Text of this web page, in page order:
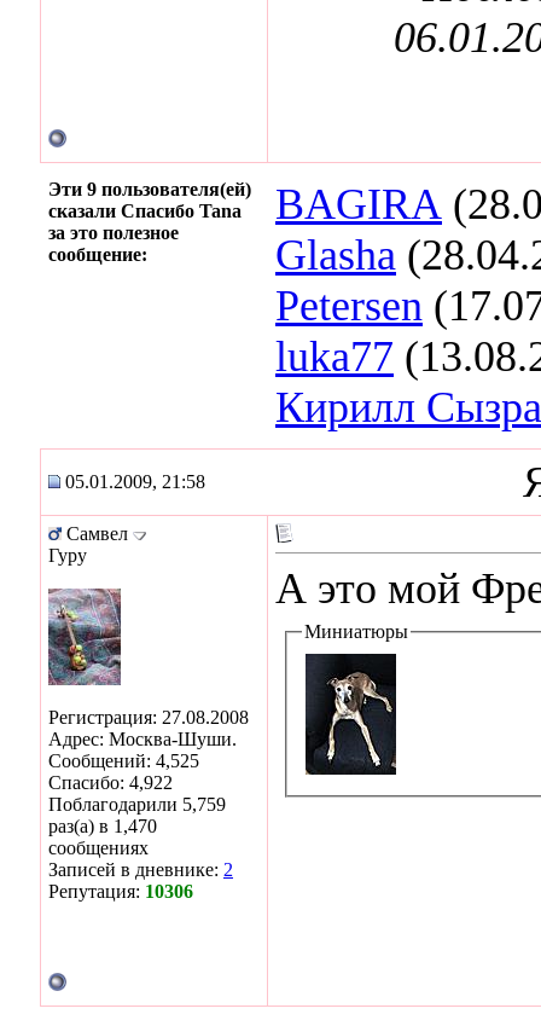
Эти 9 пользователя(ей)
сказали Спасибо Tana
за это полезное
сообщение:
BAGIRA
Glasha
Petersen
luka77
Кирилл
05.01.2009, 21:58
Самвел
Гуру
Регистрация: 27.08.2008
Адрес: Москва-Шуши.
Сообщений: 4,525
Спасибо: 4,922
Поблагодарили 5,759
раз(а) в 1,470
сообщениях
Записей в дневнике: 2
Репутация: 10306
А это мой
Миниатюры